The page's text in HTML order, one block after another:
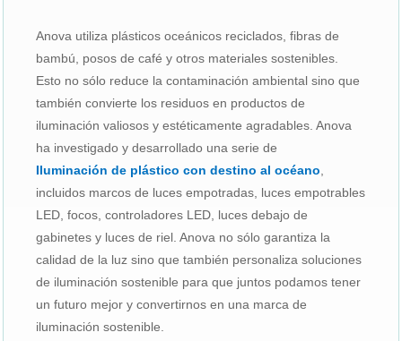
Anova utiliza plásticos oceánicos reciclados, fibras de
bambú, posos de café y otros materiales sostenibles.
Esto no sólo reduce la contaminación ambiental sino que
también convierte los residuos en productos de
iluminación valiosos y estéticamente agradables. Anova
ha investigado y desarrollado una serie de
Iluminación de plástico con destino al océano
incluidos marcos de luces empotradas, luces empotrables
LED, focos, controladores LED, luces debajo de
gabinetes y luces de riel. Anova no sólo garantiza la
calidad de la luz sino que también personaliza soluciones
de iluminación sostenible para que juntos podamos tener
un futuro mejor y convertirnos en una marca de
iluminación sostenible.